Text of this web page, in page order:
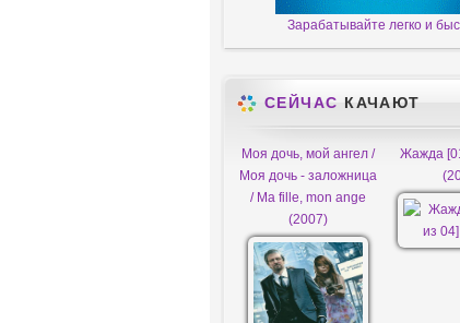
Зарабатывайте легко и
СЕЙЧАС КАЧАЮТ
Моя дочь, мой ангел /
Моя дочь - заложница
/ Ma fille, mon ange
(2007)
Жажда